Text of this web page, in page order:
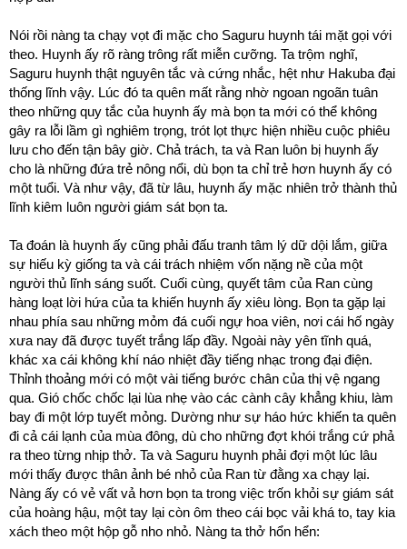
Nói rồi nàng ta chạy vọt đi mặc cho Saguru huynh tái mặt gọi với
theo. Huynh ấy rõ ràng trông rất miễn cưỡng. Ta trộm nghĩ,
Saguru huynh thật nguyên tắc và cứng nhắc, hệt như Hakuba đại
thống lĩnh vậy. Lúc đó ta quên mất rằng nhờ ngoan ngoãn tuân
theo những quy tắc của huynh ấy mà bọn ta mới có thể không
gây ra lỗi lầm gì nghiêm trọng, trót lọt thực hiện nhiều cuộc phiêu
lưu cho đến tận bây giờ. Chả trách, ta và Ran luôn bị huynh ấy
cho là những đứa trẻ nông nổi, dù bọn ta chỉ trẻ hơn huynh ấy có
một tuổi. Và như vậy, đã từ lâu, huynh ấy mặc nhiên trở thành thủ
lĩnh kiêm luôn người giám sát bọn ta.
Ta đoán là huynh ấy cũng phải đấu tranh tâm lý dữ dội lắm, giữa
sự hiếu kỳ giống ta và cái trách nhiệm vốn nặng nề của một
người thủ lĩnh sáng suốt. Cuối cùng, quyết tâm của Ran cùng
hàng loạt lời hứa của ta khiến huynh ấy xiêu lòng. Bọn ta gặp lại
nhau phía sau những mỏm đá cuối ngự hoa viên, nơi cái hố ngày
xưa nay đã được tuyết trắng lấp đầy. Ngoài này yên tĩnh quá,
khác xa cái không khí náo nhiệt đầy tiếng nhạc trong đại điện.
Thỉnh thoảng mới có một vài tiếng bước chân của thị vệ ngang
qua. Gió chốc chốc lại lùa nhẹ vào các cành cây khẳng khiu, làm
bay đi một lớp tuyết mỏng. Dường như sự háo hức khiến ta quên
đi cả cái lạnh của mùa đông, dù cho những đợt khói trắng cứ phả
ra theo từng nhịp thở. Ta và Saguru huynh phải đợi một lúc lâu
mới thấy được thân ảnh bé nhỏ của Ran từ đằng xa chạy lại.
Nàng ấy có vẻ vất vả hơn bọn ta trong việc trốn khỏi sự giám sát
của hoàng hậu, một tay lại còn ôm theo cái bọc vải khá to, tay kia
xách theo một hộp gỗ nho nhỏ. Nàng ta thở hổn hển: